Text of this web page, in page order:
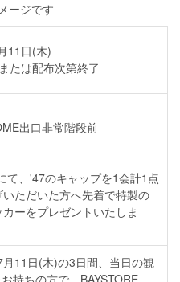
ージです
11日(木)
たは配布次第終了
出口非常階段前
て、'47のキャップを1会計1点
ただいた方へ先着で特製の
ーをプレゼントいたしま
11日(木)の3日間、当日の観
持ちの方で、BAYSTORE